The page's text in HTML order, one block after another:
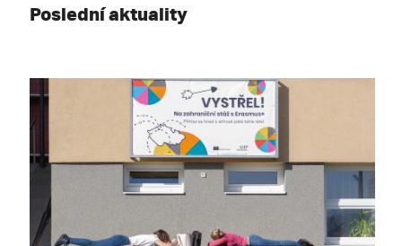
Poslední aktuality